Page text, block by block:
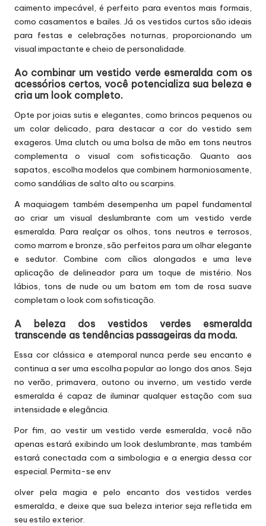
caimento impecável, é perfeito para eventos mais formais,
como casamentos e bailes. Já os vestidos curtos são ideais
para festas e celebrações noturnas, proporcionando um
visual impactante e cheio de personalidade.
Ao combinar um vestido verde esmeralda com os
acessórios certos, você potencializa sua beleza e
cria um look completo.
Opte por joias sutis e elegantes, como brincos pequenos ou
um colar delicado, para destacar a cor do vestido sem
exageros. Uma clutch ou uma bolsa de mão em tons neutros
complementa o visual com sofisticação. Quanto aos
sapatos, escolha modelos que combinem harmoniosamente,
como sandálias de salto alto ou scarpins.
A maquiagem também desempenha um papel fundamental
ao criar um visual deslumbrante com um vestido verde
esmeralda. Para realçar os olhos, tons neutros e terrosos,
como marrom e bronze, são perfeitos para um olhar elegante
e sedutor. Combine com cílios alongados e uma leve
aplicação de delineador para um toque de mistério. Nos
lábios, tons de nude ou um batom em tom de rosa suave
completam o look com sofisticação.
A beleza dos vestidos verdes esmeralda
transcende as tendências passageiras da moda.
Essa cor clássica e atemporal nunca perde seu encanto e
continua a ser uma escolha popular ao longo dos anos. Seja
no verão, primavera, outono ou inverno, um vestido verde
esmeralda é capaz de iluminar qualquer estação com sua
intensidade e elegância.
Por fim, ao vestir um vestido verde esmeralda, você não
apenas estará exibindo um look deslumbrante, mas também
estará conectada com a simbologia e a energia dessa cor
especial. Permita-se env
olver pela magia e pelo encanto dos vestidos verdes
esmeralda, e deixe que sua beleza interior seja refletida em
seu estilo exterior.